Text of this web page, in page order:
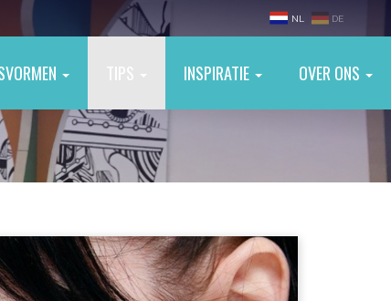
NL DE
TIPS INSPIRATIE OVER ONS